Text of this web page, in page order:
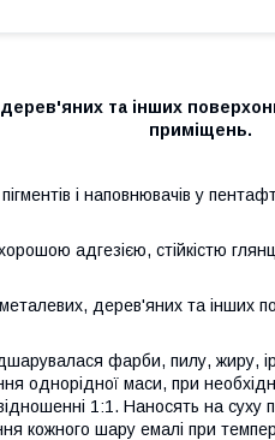
та інших
приміщень.
і наповнювачів у
адгезією, стійкістю
дерев'яних та інших
фарби, пилу, жиру,
однорідної маси, при
1:1. Наносять на
кожного шару емалі при